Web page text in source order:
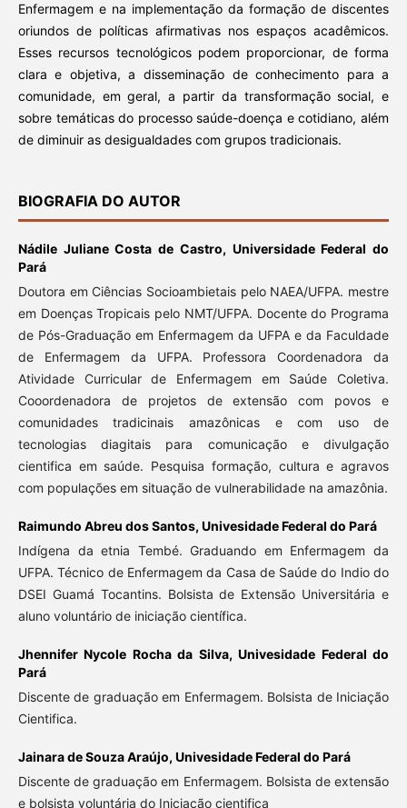
Enfermagem e na implementação da formação de discentes
oriundos de políticas afirmativas nos espaços acadêmicos.
Esses recursos tecnológicos podem proporcionar, de forma
clara e objetiva, a disseminação de conhecimento para a
comunidade, em geral, a partir da transformação social, e
sobre temáticas do processo saúde-doença e cotidiano, além
de diminuir as desigualdades com grupos tradicionais.
BIOGRAFIA DO AUTOR
Nádile Juliane Costa de Castro, Universidade Federal do
Pará
Doutora em Ciências Socioambietais pelo NAEA/UFPA. mestre
em Doenças Tropicais pelo NMT/UFPA. Docente do Programa
de Pós-Graduação em Enfermagem da UFPA e da Faculdade
de Enfermagem da UFPA. Professora Coordenadora da
Atividade Curricular de Enfermagem em Saúde Coletiva.
Cooordenadora de projetos de extensão com povos e
comunidades tradicinais amazônicas e com uso de
tecnologias diagitais para comunicação e divulgação
cientifica em saúde. Pesquisa formação, cultura e agravos
com populações em situação de vulnerabilidade na amazônia.
Raimundo Abreu dos Santos, Univesidade Federal do Pará
Indígena da etnia Tembé. Graduando em Enfermagem da
UFPA. Técnico de Enfermagem da Casa de Saúde do Indio do
DSEI Guamá Tocantins. Bolsista de Extensão Universitária e
aluno voluntário de iniciação científica.
Jhennifer Nycole Rocha da Silva,Univesidade Federal do
Pará
Discente de graduação em Enfermagem. Bolsista de Iniciação
Cientifica.
Jainara de Souza Araújo, Univesidade Federal do Pará
Discente de graduação em Enfermagem. Bolsista de extensão
e bolsista voluntária do Iniciação cientifica